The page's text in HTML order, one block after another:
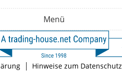
Menü
| Hinweise zum Datenschutz